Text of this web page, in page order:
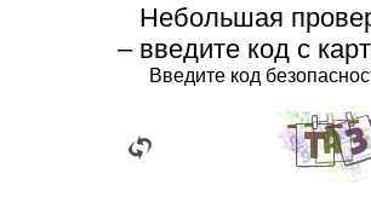
Небольшая
– введите код с
Введите код